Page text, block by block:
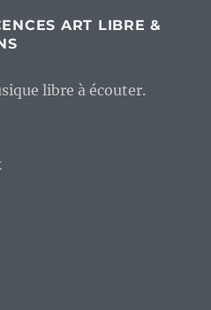
ART LIBRE &
libre à écouter.